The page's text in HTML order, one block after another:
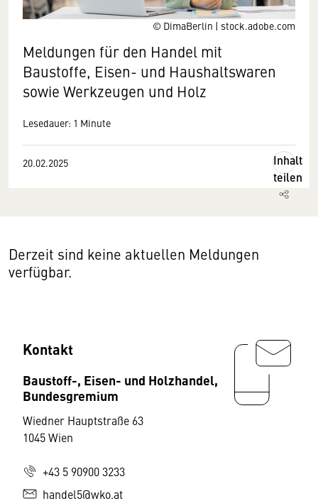
© DimaBerlin | stock.adobe.com
Meldungen für den Handel mit
Baustoffe, Eisen- und Haushaltswaren
sowie Werkzeugen und Holz
Lesedauer: 1 Minute
20.02.2025
Inhalt
teilen
Derzeit sind keine aktuellen Meldungen
verfügbar.
Kontakt
Baustoff-, Eisen- und Holzhandel,
Bundesgremium
Wiedner Hauptstraße 63
1045 Wien
+43 5 90900 3233
handel5@wko.at